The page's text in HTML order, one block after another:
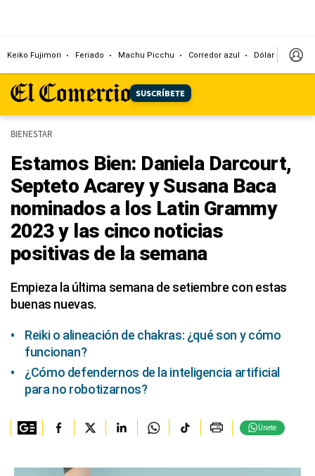
SUSCRÍBETE
Keiko Fujimori Feriado Machu Picchu Corredor azul Dólar
BIENESTAR
Estamos Bien: Daniela Darcourt,
Septeto Acarey y Susana Baca
nominados a los Latin Grammy
2023 y las cinco noticias
positivas de la semana
Empieza la última semana de setiembre con estas
buenas nuevas.
Reiki o alineación de chakras: ¿qué son y cómo
funcionan?
¿Cómo defendernos de la inteligencia artificial
para no robotizarnos?
Únete